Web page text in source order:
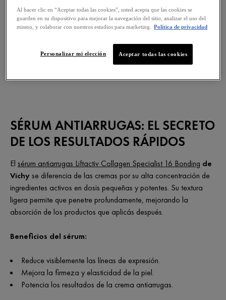
SÉRUM ANTIARRUGAS: EL SECRETO
DE LOS RESULTADOS RÁPIDOS
El sérum antiarrugas Liftactiv Collagen Specialist 16 Bonding de
Vichyse diferencia de las cremas por su alta concentración de
ingredientes activos en dosis pequeñas y potentes. Su textura
ligera permite que penetre profundamente, mejorando la
absorción de los productos que aplicás después.
Beneficios del sérum:
Reduce visiblemente las líneas de expresión.
Mejora la firmeza y elasticidad de la piel.
Potencia los resultados de la crema antiarrugas.
Al hacer clic en “Aceptar todas las cookies”, usted acepta que las cookies se
guarden en su dispositivo para mejorar la navegación del sitio, analizar el uso del
mismo, y colaborar con nuestros estudios para marketing.
Política de privacidad
Aceptar todas las cookies
Personalizar mi elección